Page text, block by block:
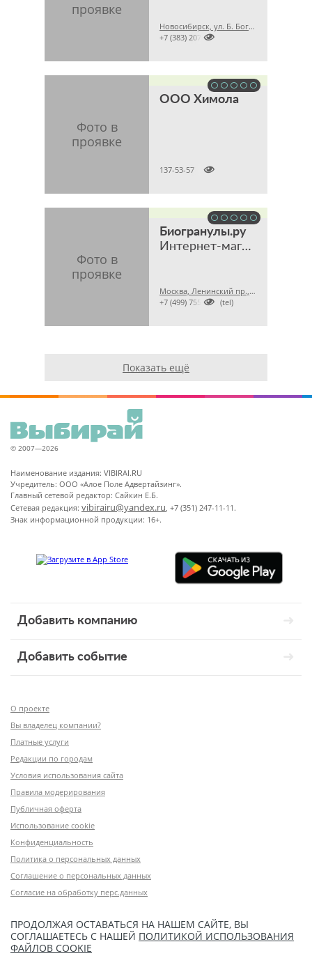
Новосибирск, ул. Б. Богаткова, 210/1, этаж 6, офис 608 (Торговый центр «Golden Field»)

+7 (383) 2079008
ООО Химола

137-53-57
Биогранулы.ру
Интернет-магазин биопрепаратов для септиков и дачных туалетов
Москва, Ленинский пр., 47

+7 (499) 7556309 (tel)
Показать ещё
© 2007—2026
Наименование издания: VIBIRAI.RU
Учредитель: ООО «Алое Поле Адвертайзинг».
Главный сетевой редактор: Сайкин Е.Б.
Сетевая редакция: vibirairu@yandex.ru, +7 (351) 247-11-11.
Знак информационной продукции: 16+.
Добавить компанию
Добавить событие
О проекте
Вы владелец компании?
Платные услуги
Редакции по городам
Условия использования сайта
Правила модерирования
Публичная оферта
Использование cookie
Конфиденциальность
Политика о персональных данных
Соглашение о персональных данных
Согласие на обработку перс.данных
ПРОДОЛЖАЯ ОСТАВАТЬСЯ НА НАШЕМ САЙТЕ, ВЫ
СОГЛАШАЕТЕСЬ С НАШЕЙ ПОЛИТИКОЙ ИСПОЛЬЗОВАНИЯ
ФАЙЛОВ COOKIE